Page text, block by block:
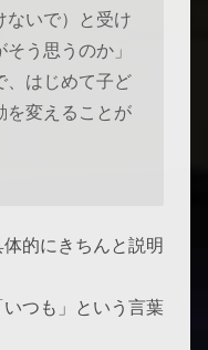
ないで）と受け
う思うのか」
、はじめて子ど
を変えることが
的にきちんと説明
つも」という言葉